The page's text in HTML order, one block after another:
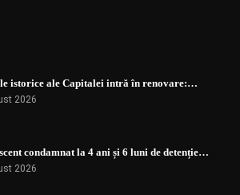
istorice ale Capitalei intră în renovare:…
2026
condamnat la 4 ani și 6 luni de detenție…
2026